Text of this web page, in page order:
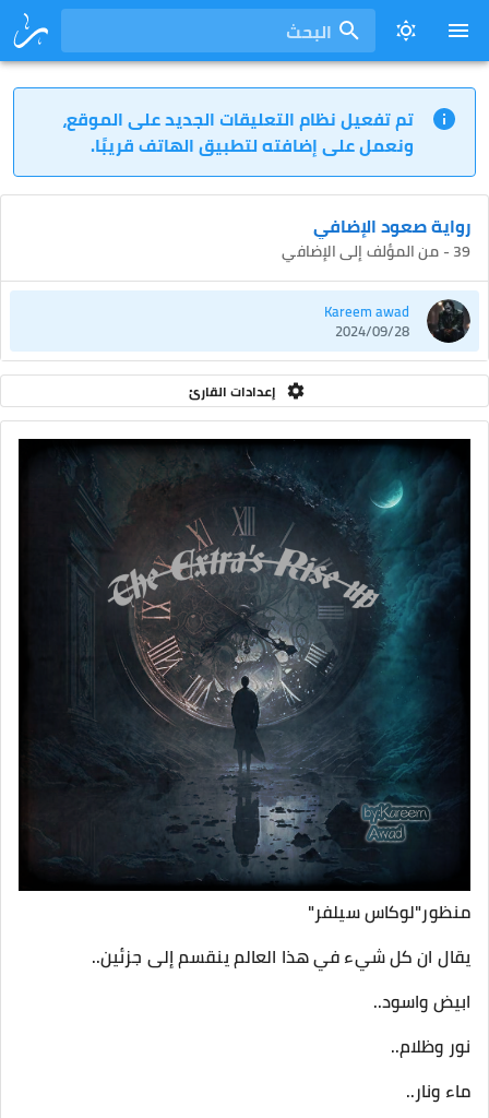
البحث
تم تفعيل نظام التعليقات الجديد على الموقع،
ونعمل على إضافته لتطبيق الهاتف قريبًا.
رواية صعود الإضافي
39 - من المؤلف إلى الإضافي
Kareem awad
2024/09/28
إعدادات القارئ
منظور"لوكاس سيلفر"
يقال ان كل شيء في هذا العالم ينقسم إلى جزئين..
ابيض واسود..
نور وظلام..
ماء ونار..